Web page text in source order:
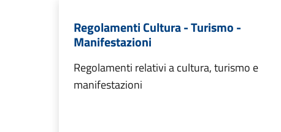
Regolamenti Cultura - Turismo -
Manifestazioni
Regolamenti relativi a cultura, turismo e
manifestazioni